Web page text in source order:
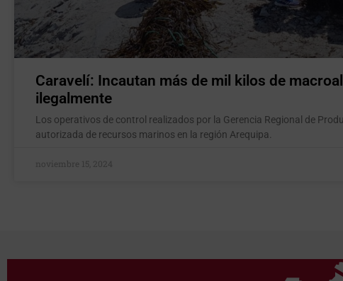
Caravelí: Incautan más de mil kilos de
ilegalmente
Los operativos de control realizados por la Gerencia Regional de
autorizada de recursos marinos en la región Arequipa.
noviembre 15, 2024